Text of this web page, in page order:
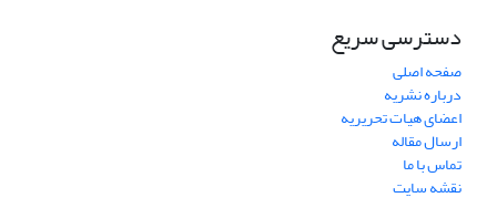
دسترسی سریع
صفحه اصلی
درباره نشریه
اعضای هیات تحریریه
ارسال مقاله
تماس با ما
نقشه سایت